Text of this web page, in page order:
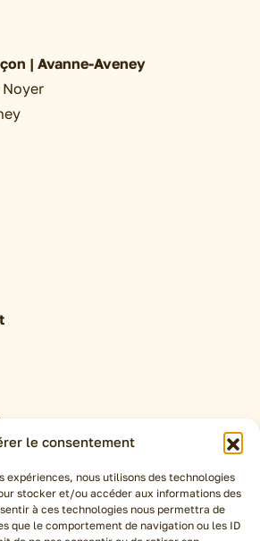
le consentement
expériences, nous utilisons des technologies
stocker et/ou accéder aux informations des
à ces technologies nous permettra de
que le comportement de navigation ou les ID
| Avanne-Aveney